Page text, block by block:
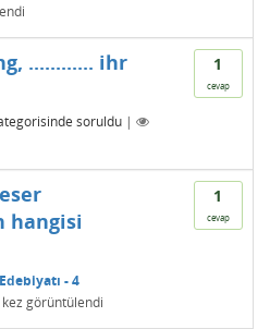
1
cevap
............ ihr
soruldu |
1
cevap
hangisi
- 4
kez görüntülendi